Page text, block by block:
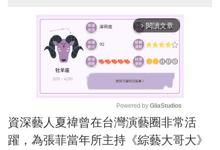
arrow_forward_ios 閱讀文章
M
u
t
Powered by GliaStudios
資深藝人夏禕曾在台灣演藝圈非常活
躍，為張菲當年所主持《綜藝大哥大》